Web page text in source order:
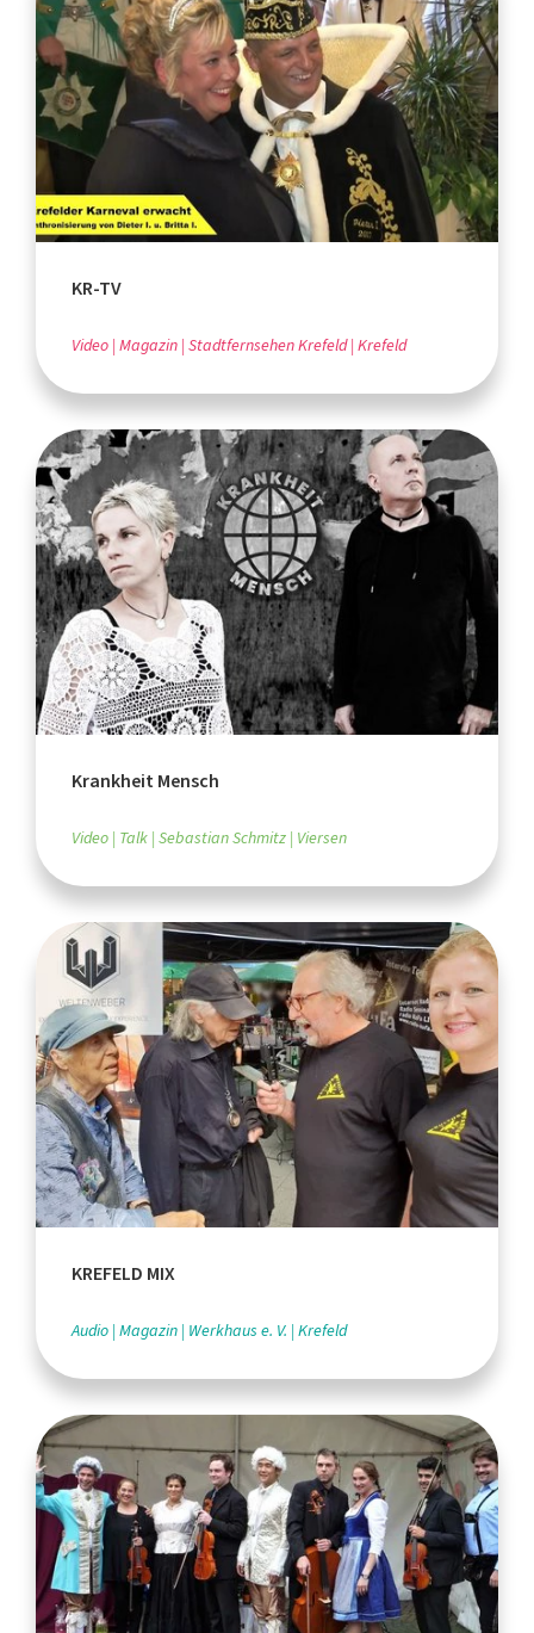
KR-TV
Video Magazin Stadtfernsehen Krefeld Krefeld
Krankheit Mensch
Video Talk Sebastian Schmitz Viersen
KREFELD MIX
Audio Magazin Werkhaus e. V. Krefeld